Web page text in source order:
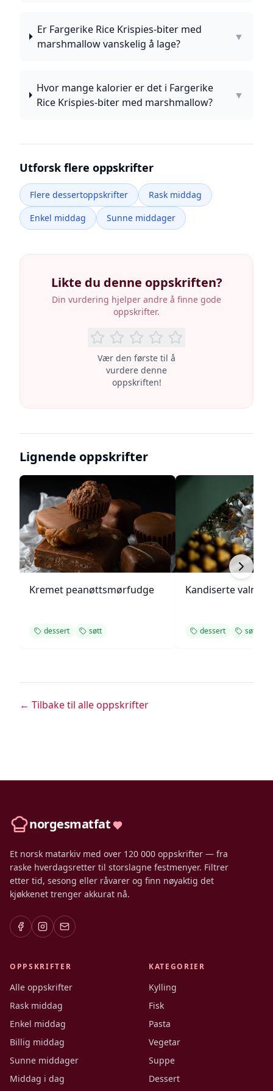
Er Fargerike Rice Krispies-biter med
marshmallow vanskelig å lage?
▼
Hvor mange kalorier er det i Fargerike
Rice Krispies-biter med marshmallow?
▼
Utforsk flere oppskrifter
Flere dessertoppskrifter
Rask middag
Enkel middag
Sunne middager
Likte du denne oppskriften?
Din vurdering hjelper andre å finne gode
oppskrifter.
Vær den første til å
vurdere denne
oppskriften!
Lignende oppskrifter
Kremet peanøttsmørfudge
dessert søtt
Kandiserte
dessert søtt
← Tilbake til alle oppskrifter
norgesmatfat
Et norsk matarkiv med over 120 000 oppskrifter — fra
raske hverdagsretter til storslagne festmenyer. Filtrer
etter tid, sesong eller råvarer og finn nøyaktig det
kjøkkenet trenger akkurat nå.
OPPSKRIFTER
Alle oppskrifter
Rask middag
Enkel middag
Billig middag
Sunne middager
Middag i dag
KATEGORIER
Kylling
Fisk
Pasta
Vegetar
Suppe
Dessert